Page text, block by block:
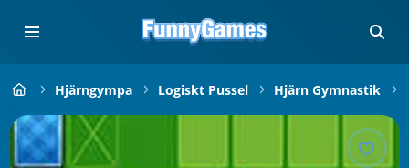
Hjärngympa Logiskt Pussel Hjärn Gymnastik